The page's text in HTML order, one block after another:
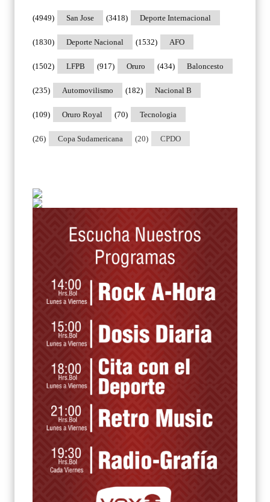
San Jose
(4949) Deporte Internacional
(3418)
Deporte Nacional
(1830) AFO
(1532)
LFPB
(1502) Oruro
(917) Baloncesto
(434)
Automovilismo
(235) Nacional B
(182)
Oruro Royal
(109) Tecnologia
(70)
Copa Sudamericana
(26) CPDO
(20)